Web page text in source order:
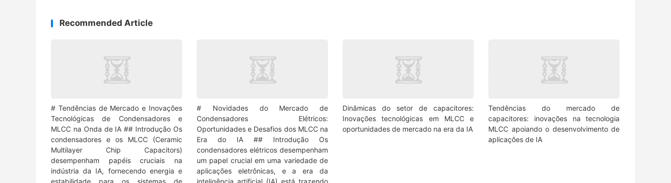
Recommended Article
# Tendências de Mercado e Inovações
Tecnológicas de Condensadores e
MLCC na Onda de IA ## Introdução Os
condensadores e os MLCC (Ceramic
Multilayer Chip Capacitors)
desempenham papéis cruciais na
indústria da IA, fornecendo energia e
# Novidades do Mercado de
Condensadores Elétricos:
Oportunidades e Desafios dos MLCC na
Era do IA ## Introdução Os
condensadores elétricos desempenham
um papel crucial em uma variedade de
aplicações eletrônicas, e a era da
Dinâmicas do setor de capacitores:
Inovações tecnológicas em MLCC e
oportunidades de mercado na era da IA
Tendências do mercado de
capacitores: inovações na tecnologia
MLCC apoiando o desenvolvimento de
aplicações de IA